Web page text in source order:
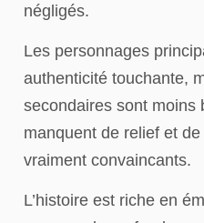
négligés.
Les personnages
authenticité touchante,
secondaires sont moins
manquent de relief et
vraiment convaincants.
L’histoire est riche en